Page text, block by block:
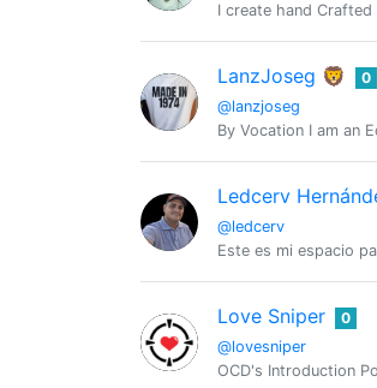
I create hand Crafted
LanzJoseg 🦁
@lanzjoseg
0
By Vocation I am an
Ledcerv
@ledcerv
Este es mi espacio
Love Sniper
@lovesniper
0
OCD's Introduction